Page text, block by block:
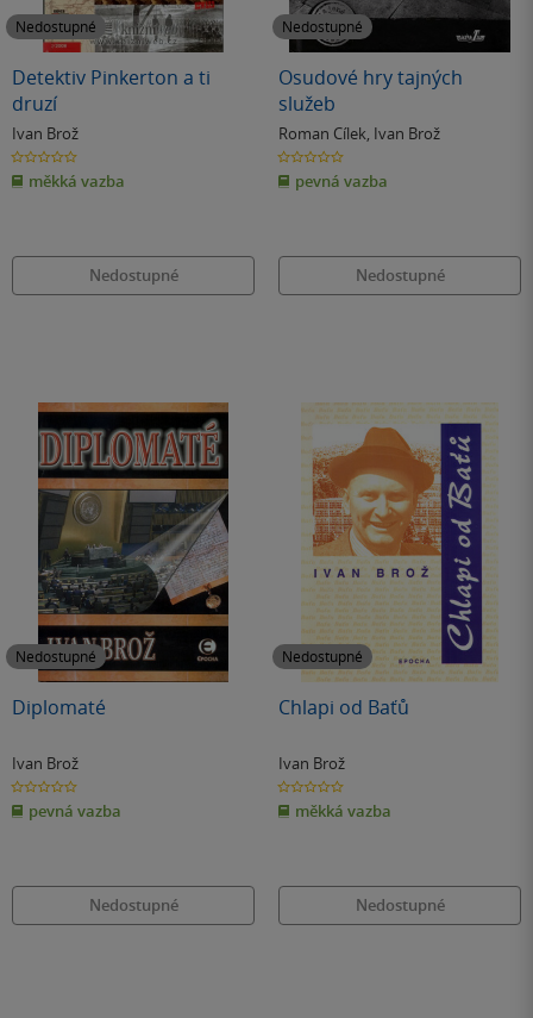
Nedostupné
Detektiv Pinkerton a ti
druzí
Ivan Brož
0.0
z
5
hvězdiček
měkká vazba
Nedostupné
Nedostupné
Osudové hry tajných
služeb
Roman Cílek, Ivan Brož
0.0
z
5
hvězdiček
pevná vazba
Nedostupné
Nedostupné
Diplomaté
Ivan Brož
0.0
z
5
hvězdiček
pevná vazba
Nedostupné
Nedostupné
Chlapi od Baťů
Ivan Brož
0.0
z
5
hvězdiček
měkká vazba
Nedostupné